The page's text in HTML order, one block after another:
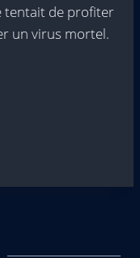
tentait de profiter
un virus mortel.